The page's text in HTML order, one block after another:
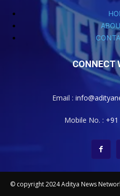
CONNECT
Email :
Mobile No. :
© copyright 2024 Aditya News